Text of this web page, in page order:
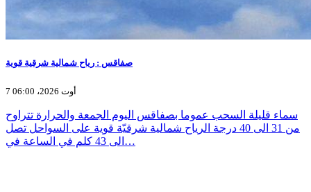
صفاقس : رياح شمالية شرقية قوية
7 أوت 2026، 06:00
سماء قليلة السحب عموما بصفاقس اليوم الجمعة والحرارة تتراوح
من 31 الى 40 درجة الرياح شمالية شرقيّة قوية على السواحل تصل
الى 43 كلم في الساعة في…